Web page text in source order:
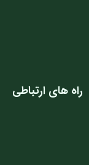
راه های ارتباطی